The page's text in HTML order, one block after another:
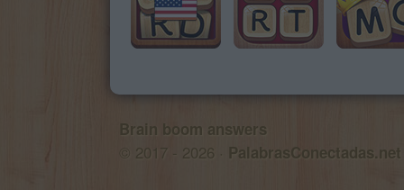
Brain boom answers
© 2017 - 2026 · PalabrasConectadas.net